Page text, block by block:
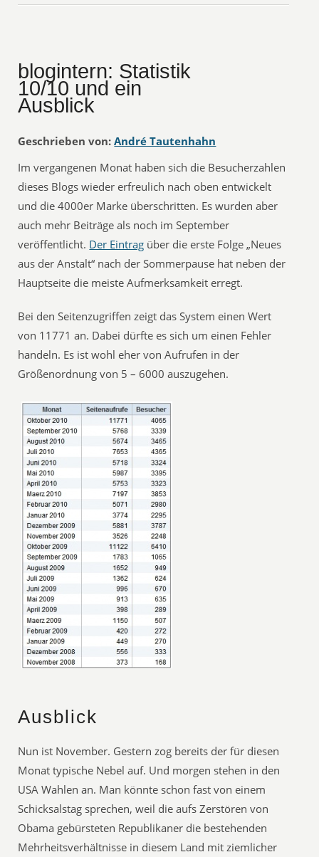
blogintern: Statistik
10/10 und ein
Ausblick
Geschrieben von: André Tautenhahn
Im vergangenen Monat haben sich die Besucherzahlen
dieses Blogs wieder erfreulich nach oben entwickelt
und die 4000er Marke überschritten. Es wurden aber
auch mehr Beiträge als noch im September
veröffentlicht. Der Eintrag über die erste Folge „Neues
aus der Anstalt“ nach der Sommerpause hat neben der
Hauptseite die meiste Aufmerksamkeit erregt.
Bei den Seitenzugriffen zeigt das System einen Wert
von 11771 an. Dabei dürfte es sich um einen Fehler
handeln. Es ist wohl eher von Aufrufen in der
Größenordnung von 5 – 6000 auszugehen.
Ausblick
Nun ist November. Gestern zog bereits der für diesen
Monat typische Nebel auf. Und morgen stehen in den
USA Wahlen an. Man könnte schon fast von einem
Schicksalstag sprechen, weil die aufs Zerstören von
Obama gebürsteten Republikaner die bestehenden
Mehrheitsverhältnisse in diesem Land mit ziemlicher